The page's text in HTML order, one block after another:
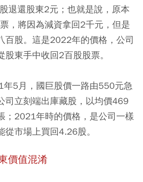
退還股東2元；也就是說，原本
，將因為減資拿回2千元，但是
百股。這是2022年的價格，公司
東手中收回2百股股票。
5月，國巨股價一路由550元急
司立刻端出庫藏股，以均價469
；2021年時的價格，是公司一樣
市場上買回4.26股。
價值混淆